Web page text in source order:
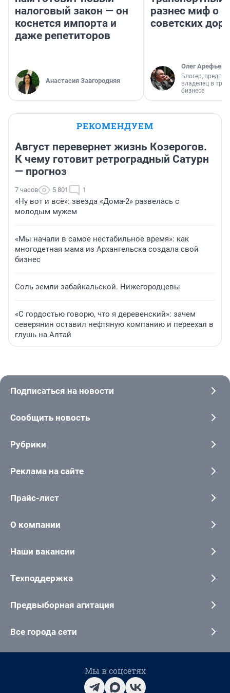
налоговый закон — он
коснется импорта и
даже репетиторов
Анастасия Завгородняя
разнес миф о
советских
Олег Арефьев
Блогер,
владелец в
бизнесе
РЕКОМЕНДУЕМ
Август перевернет жизнь Козерогов.
К чему готовит ретроградный Сатурн
— прогноз
7 часов 5 801 1
«Ну вот и всё»: звезда «Дома-2» развелась с
молодым мужем
«Мы начали в самое нестабильное время»: как
многодетная мама из Архангельска создала свой
бизнес
Соль земли забайкальской. Нижегородцевы
«С гордостью говорю, что я деревенский»: зачем
северянин оставил нефтяную компанию и переехал в
глушь на Алтай
Подписаться на новости
Сообщить новость
Рубрики
Реклама на сайте
Прайс-лист
О компании
Наши вакансии
Техподдержка
Предвыборная агитация
Все города сети
Мы в соцсетях